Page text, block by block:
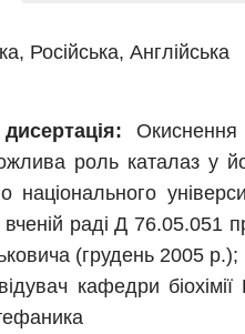
Російська, Англійська
Окиснення
роль каталаз у
національного
вченій раді Д 76.05.051
(грудень 2005 р.);
кафедри біохімії